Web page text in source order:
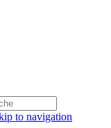
to navigation